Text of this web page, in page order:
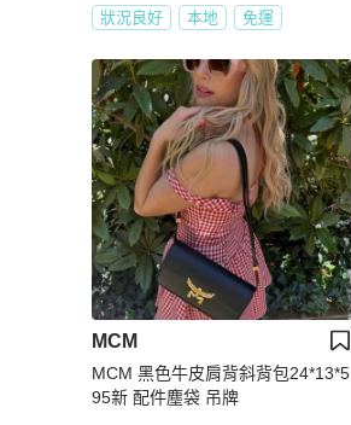
狀況良好 本地 免運
MCM
MCM 黑色牛皮肩背斜背包24*13*5
95新 配件塵袋 吊牌